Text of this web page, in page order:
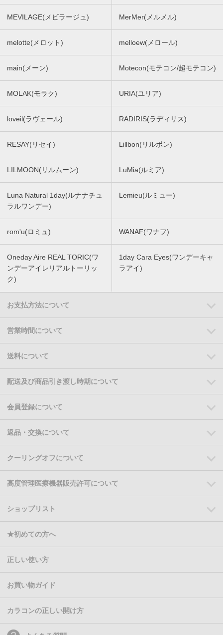
MEVILAGE(メビラージュ) MerMer(メルメル)
melotte(メロット) melloew(メロール)
main(メーン) Motecon(モテコン/超モテコン)
MOLAK(モラク) URIA(ユリア)
loveil(ラヴェール) RADIRIS(ラディリス)
RESAY(リセイ) Lillbon(リルボン)
LILMOON(リルムーン) LuMia(ルミア)
Luna Natural 1day(ルナナチュ
ラルワンデー)
Lemieu(ルミュー)
rom'u(ロミュ) WANAF(ワナフ)
Oneday Aire REAL TORIC(ワ
ンデーアイレリアルトーリッ
ク)
1day Cara Eyes(ワンデーキャ
ラアイ)
お支払方法について
営業時間について
送料について
配送及び商品引き渡し時期について
会員登録について
返品・交換について
クーリングオフについて
高度管理医療機器販売許可について
ショップリスト
★初めての方へ
正しい使い方
お買い物ガイド
カラコンの正しい開け方